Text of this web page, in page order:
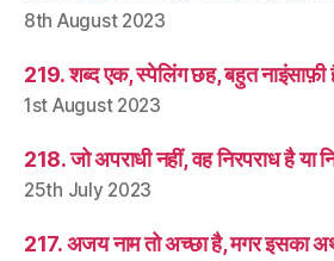
8th August 2023
219. शब्द एक, स्पेलिंग छह, बहुत
1st August 2023
218. जो अपराधी नहीं, वह निरपराध है या
25th July 2023
217. अजय नाम तो अच्छा है, मगर इसका